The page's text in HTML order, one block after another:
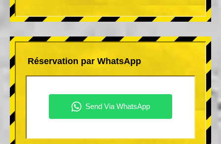
Réservation par WhatsApp